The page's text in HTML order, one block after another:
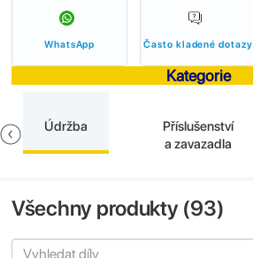
WhatsApp Často kladené dotazy
Kategorie
Údržba
Příslušenství
a zavazadla
Všechny produkty (93)